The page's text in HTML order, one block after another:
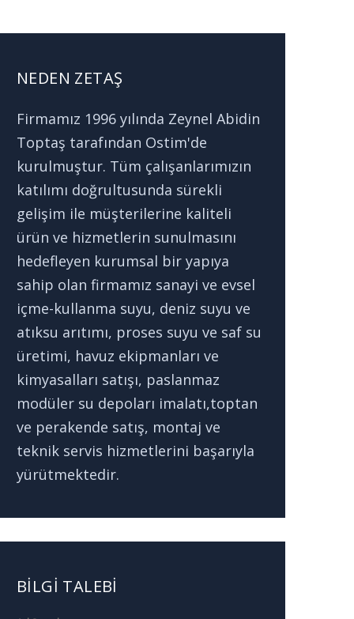
NEDEN ZETAŞ
Firmamız 1996 yılında Zeynel Abidin
Toptaş tarafından Ostim'de
kurulmuştur. Tüm çalışanlarımızın
katılımı doğrultusunda sürekli
gelişim ile müşterilerine kaliteli
ürün ve hizmetlerin sunulmasını
hedefleyen kurumsal bir yapıya
sahip olan firmamız sanayi ve evsel
içme-kullanma suyu, deniz suyu ve
atıksu arıtımı, proses suyu ve saf su
üretimi, havuz ekipmanları ve
kimyasalları satışı, paslanmaz
modüler su depoları imalatı,toptan
ve perakende satış, montaj ve
teknik servis hizmetlerini başarıyla
yürütmektedir.
BILGI TALEBI